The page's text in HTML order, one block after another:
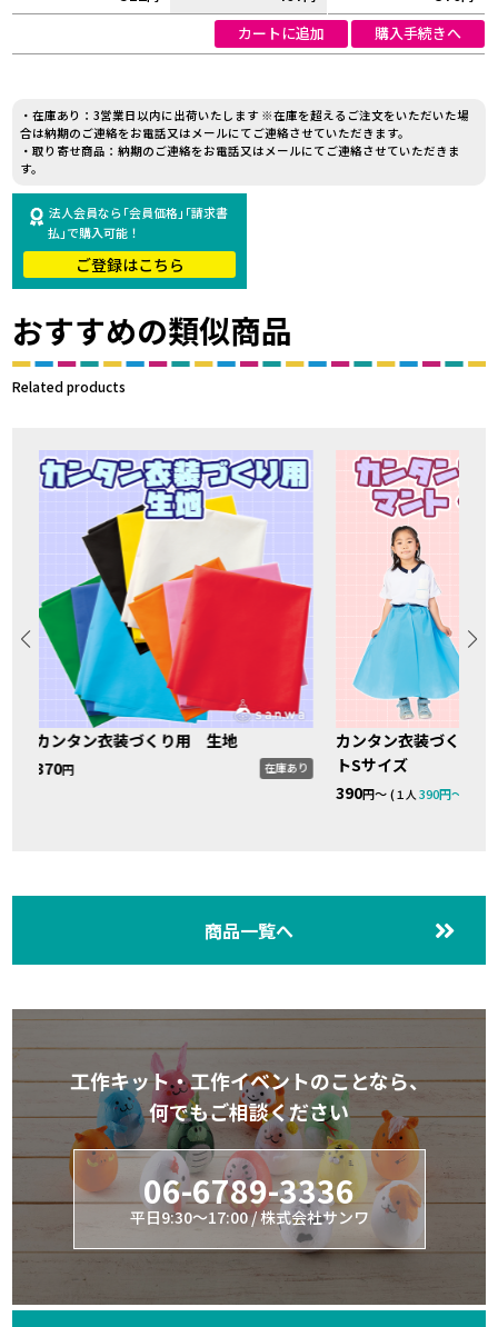
カートに追加 購入手続きへ
・在庫あり：3営業日以内に出荷いたします ※在庫を超えるご注文をいただいた場
合は納期のご連絡をお電話又はメールにてご連絡させていただきます。
・取り寄せ商品：納期のご連絡をお電話又はメールにてご連絡させていただきま
す。
法人会員なら｢会員価格｣｢請求書
払｣で購入可能！
ご登録はこちら
おすすめの類似商品
Related products
カンタン衣装づくり用 生地
370円 在庫あり
カンタン衣装づくり
トSサイズ
390円〜 (１人 390円〜
商品一覧へ
工作キット・工作イベントのことなら、
何でもご相談ください
06-6789-3336
平日9:30～17:00 / 株式会社サンワ